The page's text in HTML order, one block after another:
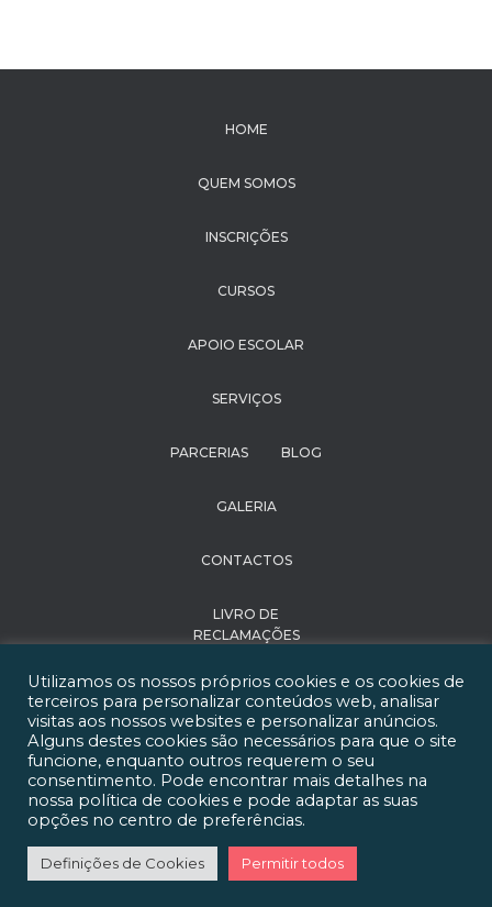
HOME
QUEM SOMOS
INSCRIÇÕES
CURSOS
APOIO ESCOLAR
SERVIÇOS
PARCERIAS BLOG
GALERIA
CONTACTOS
LIVRO DE
RECLAMAÇÕES
POLÍTICA DE
PRIVACIDADE
RECRUTAMENTO
Happy Institute of
os direitos reservados
Utilizamos os nossos próprios cookies e os cookies de
terceiros para personalizar conteúdos web, analisar
visitas aos nossos websites e personalizar anúncios.
Alguns destes cookies são necessários para que o site
funcione, enquanto outros requerem o seu
consentimento. Pode encontrar mais detalhes na
nossa política de cookies e pode adaptar as suas
opções no centro de preferências.
Definições de Cookies Permitir todos